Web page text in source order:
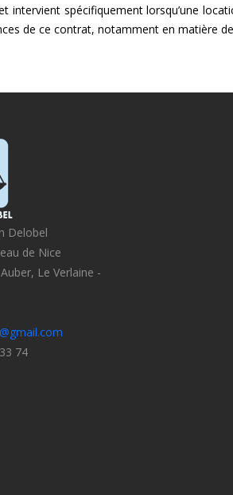
intervient spécifiquement lorsqu’une
de ce contrat, notamment en matière
Delobel
de Nice
Le Verlaine -
74